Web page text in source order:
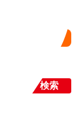
検索